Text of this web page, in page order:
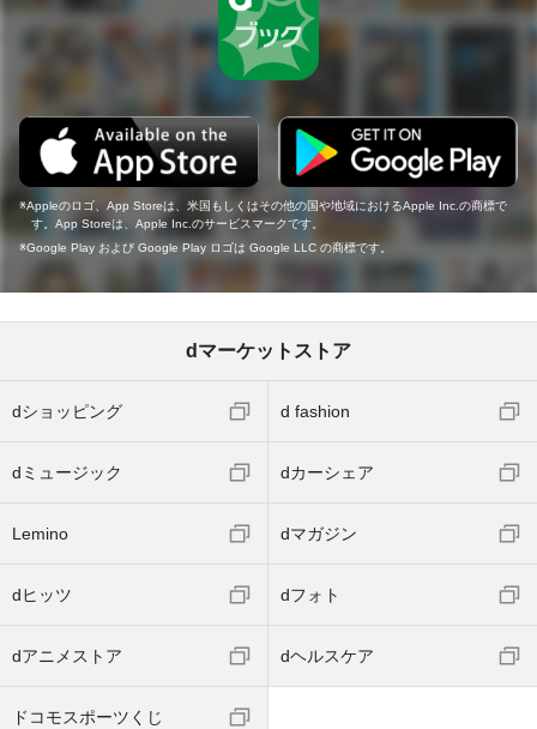
Appleのロゴ、App Storeは、米国もしくはその他の国や地域におけるApple Inc.の商標で
す。App Storeは、Apple Inc.のサービスマークです。
Google Play および Google Play ロゴは Google LLC の商標です。
dマーケットストア
dショッピング d fashion
dミュージック dカーシェア
Lemino dマガジン
dヒッツ dフォト
dアニメストア dヘルスケア
ドコモスポーツくじ